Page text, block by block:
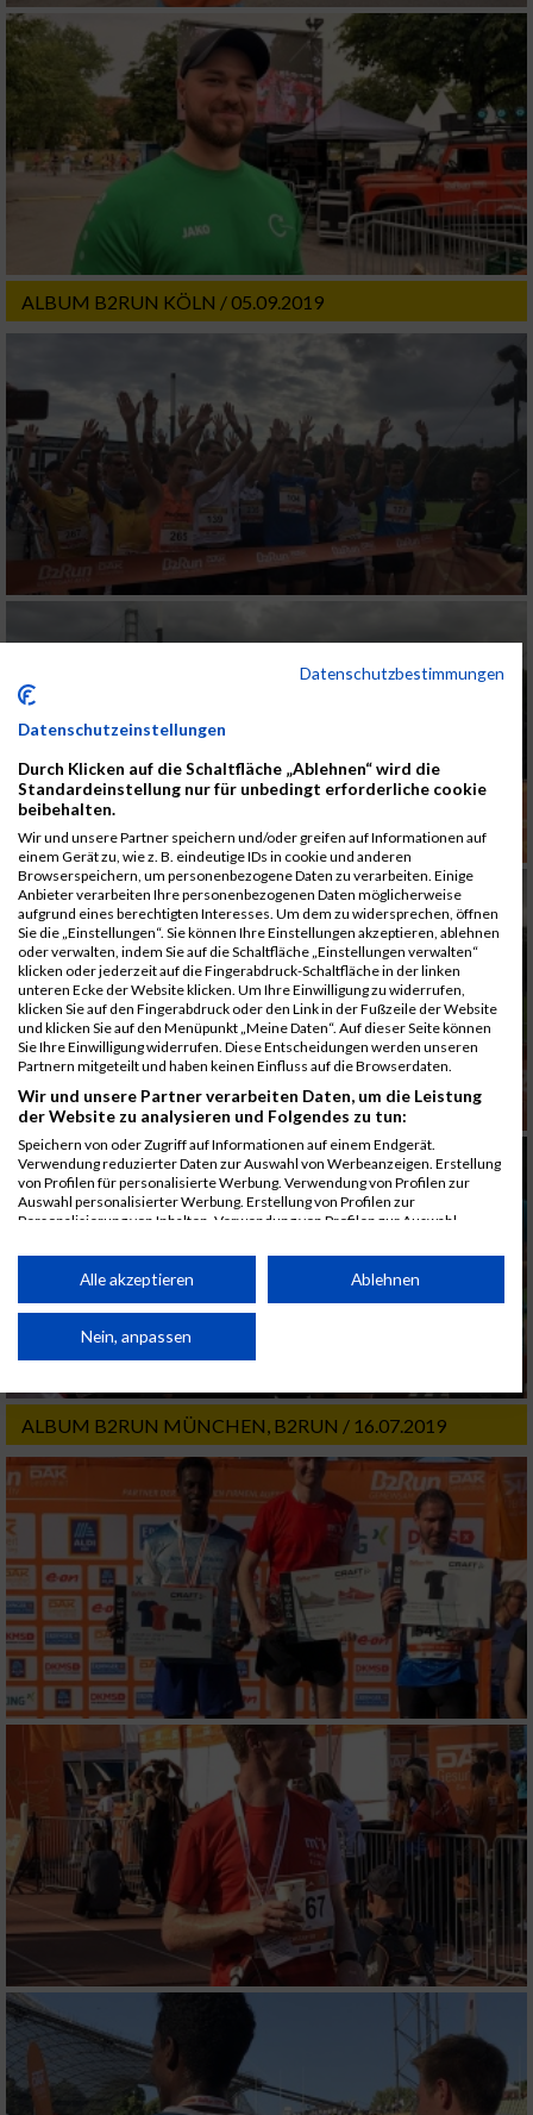
ALBUM B2RUN KÖLN / 05.09.2019
ALBUM B2RUN MÜNCHEN, B2RUN / 16.07.2019
Datenschutzbestimmungen
Datenschutzeinstellungen
Durch Klicken auf die Schaltfläche „Ablehnen“ wird die
Standardeinstellung nur für unbedingt erforderliche cookie
beibehalten.
Wir und unsere Partner speichern und/oder greifen auf Informationen auf
einem Gerät zu, wie z. B. eindeutige IDs in cookie und anderen
Browserspeichern, um personenbezogene Daten zu verarbeiten. Einige
Anbieter verarbeiten Ihre personenbezogenen Daten möglicherweise
aufgrund eines berechtigten Interesses. Um dem zu widersprechen, öffnen
Sie die „Einstellungen“. Sie können Ihre Einstellungen akzeptieren, ablehnen
oder verwalten, indem Sie auf die Schaltfläche „Einstellungen verwalten“
klicken oder jederzeit auf die Fingerabdruck-Schaltfläche in der linken
unteren Ecke der Website klicken. Um Ihre Einwilligung zu widerrufen,
klicken Sie auf den Fingerabdruck oder den Link in der Fußzeile der Website
und klicken Sie auf den Menüpunkt „Meine Daten“. Auf dieser Seite können
Sie Ihre Einwilligung widerrufen. Diese Entscheidungen werden unseren
Partnern mitgeteilt und haben keinen Einfluss auf die Browserdaten.
Wir und unsere Partner verarbeiten Daten, um die Leistung
der Website zu analysieren und Folgendes zu tun:
Speichern von oder Zugriff auf Informationen auf einem Endgerät.
Verwendung reduzierter Daten zur Auswahl von Werbeanzeigen. Erstellung
von Profilen für personalisierte Werbung. Verwendung von Profilen zur
Auswahl personalisierter Werbung. Erstellung von Profilen zur
Personalisierung von Inhalten. Verwendung von Profilen zur Auswahl
Performance von Inhalten. Analyse von Zielgruppen durch Statistiken oder
Kombinationen von Daten aus verschiedenen Quellen. Entwicklung und
von Inhalten.
Daten können außerhalb der Europäischen Union weitergegeben und in die
Website/App.
Partnerliste anzeigen (1 IAB-Anbieter)
Wir nutzen Ihre Daten für folgende Zwecke:
IAB-Verarbeitungszwecke:
Speichern von oder Zugriff auf Informationen
auf einem Endgerät
Verwendung reduzierter Daten zur Auswahl
von Werbeanzeigen
Erstellung von Profilen für personalisierte
Werbung
Verwendung von Profilen zur Auswahl
personalisierter Werbung
Erstellung von Profilen zur Personalisierung
von Inhalten
Verwendung von Profilen zur Auswahl
personalisierter Inhalte
Messung der Werbeleistung
Messung der Performance von Inhalten
Alle akzeptieren Ablehnen
Nein, anpassen